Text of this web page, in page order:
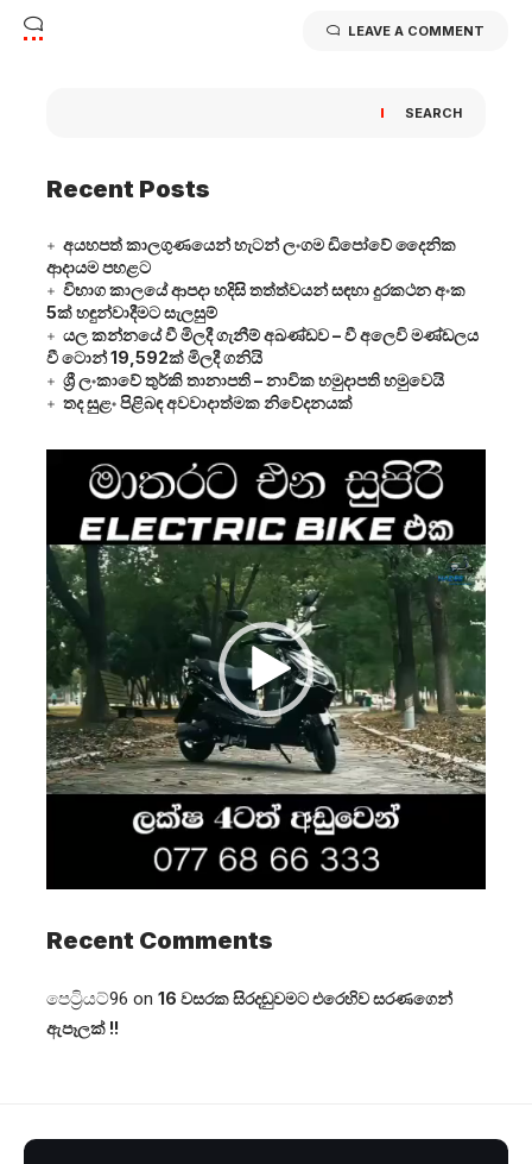
LEAVE A COMMENT
SEARCH
Recent Posts
අයහපත් කාලගුණයෙන් හැටන් ලංගම ඩිපෝවේ දෛනික
ආදායම පහළට
විභාග කාලයේ ආපදා හදිසි තත්ත්වයන් සඳහා දුරකථන අංක
5ක් හඳුන්වාදීමට සැලසුම්
යල කන්නයේ වී මිලදී ගැනීම් අඛණ්ඩව – වී අලෙවි මණ්ඩලය
වී ටොන් 19,592ක් මිලදී ගනියි
ශ්‍රී ලංකාවේ තුර්කි තානාපති – නාවික හමුදාපති හමුවෙයි
තද සුළං පිළිබඳ අවවාදාත්මක නිවේදනයක්
Player
Recent Comments
පෙට්‍රියට්96 on 16 වසරක සිරදඬුවමට එරෙහිව සරණගෙන්
ඇපෑලක් !!